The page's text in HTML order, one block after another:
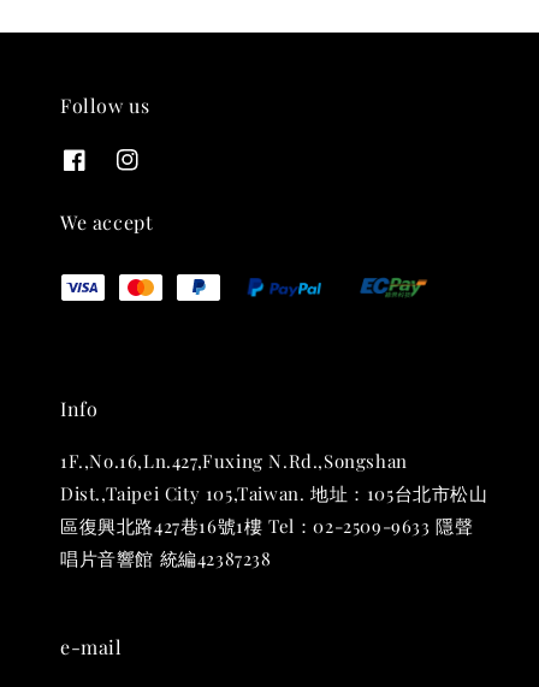
Follow us
We accept
Info
1F.,No.16,Ln.427,Fuxing N.Rd.,Songshan
Dist.,Taipei City 105,Taiwan. 地址：105台北市松山
區復興北路427巷16號1樓 Tel：02-2509-9633 隱聲
唱片音響館 統編42387238
e-mail